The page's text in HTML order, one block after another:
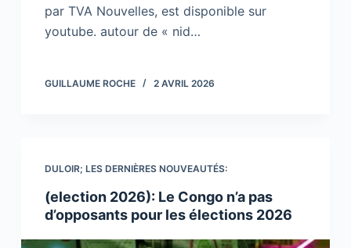
par TVA Nouvelles, est disponible sur
youtube. autour de « nid…
GUILLAUME ROCHE 2 AVRIL 2026
DULOIR; LES DERNIÈRES NOUVEAUTÉS:
(election 2026): Le Congo n’a pas
d’opposants pour les élections 2026